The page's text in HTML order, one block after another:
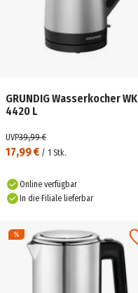
GRUNDIG Wasserkocher WK
4420 L
17,99 € / 1 Stk.
UVP39,99 €
Online verfügbar
In die Filiale lieferbar